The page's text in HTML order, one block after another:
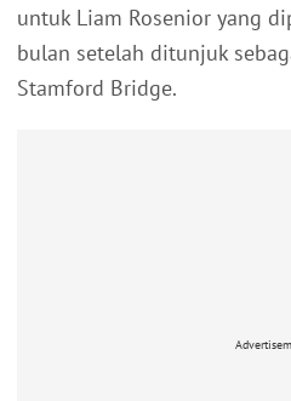
untuk Liam Rosenior yang
bulan setelah ditunjuk
Stamford Bridge.